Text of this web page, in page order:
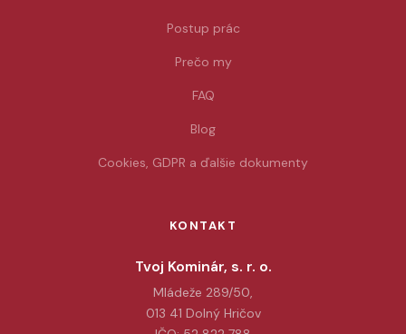
Postup prác
Prečo my
FAQ
Blog
Cookies, GDPR a ďalšie dokumenty
KONTAKT
Tvoj Kominár, s. r. o.
Mládeže 289/50,
013 41 Dolný Hričov